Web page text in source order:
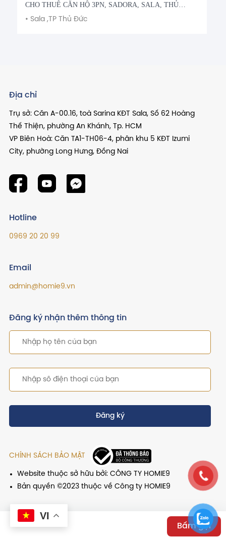
Bấm gọi
CHO THUÊ CĂN HỘ 3PN, SADORA, SALA, THỦ
THIÊM
• Sala ,TP Thủ Đức
Địa chỉ
Trụ sở: Căn A-00.16, toà Sarina KĐT Sala, Số 62 Hoàng
Thế Thiện, phường An Khánh, Tp. HCM
VP Biên Hoà: Căn TA1-TH06-4, phân khu 5 KĐT Izumi
City, phường Long Hưng, Đồng Nai
Hotline
0969 20 20 99
Email
admin@homie9.vn
Đăng ký nhận thêm thông tin
Đăng ký
Website thuộc sở hữu bởi: CÔNG TY HOMIE9
Bản quyền ©2023 thuộc về Công ty HOMIE9
CHÍNH SÁCH BẢO MẬT
VI